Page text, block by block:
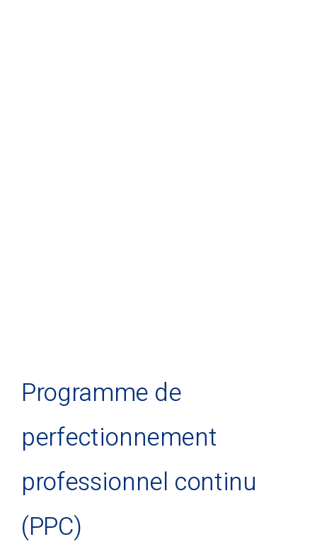
Programme de
perfectionnement
professionnel continu
(PPC)